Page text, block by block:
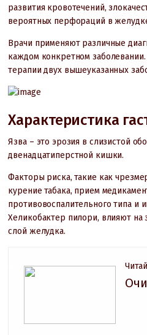
развития кровотечений,
вероятных перфораций в
Врачи применяют различные
каждом конкретном
терапии двух вышеуказанных
Характеристика
Язва – это эрозия в слизистой
двенадцатиперстной кишки.
Факторы риска, такие как
курение табака, прием
противовоспалительного типа и
Хеликобактер пилори, влияют
слой желудка.